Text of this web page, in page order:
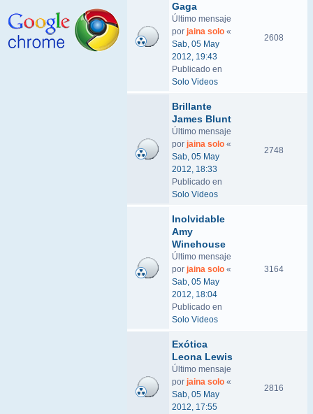
Gaga
Último mensaje
por jaina solo «
Sab, 05 May
2012, 19:43
Publicado en
Solo Videos
2608
Brillante
James Blunt
Último mensaje
por jaina solo «
Sab, 05 May
2012, 18:33
Publicado en
Solo Videos
2748
Inolvidable
Amy
Winehouse
Último mensaje
por jaina solo «
Sab, 05 May
2012, 18:04
Publicado en
Solo Videos
3164
Exótica
Leona Lewis
Último mensaje
por jaina solo «
Sab, 05 May
2012, 17:55
2816